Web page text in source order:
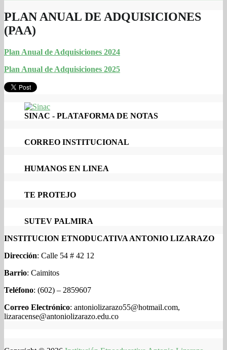
PLAN ANUAL DE ADQUISICIONES
(PAA)
Plan Anual de Adquisiciones 2024
Plan Anual de Adquisiciones 2025
SINAC - PLATAFORMA DE NOTAS
CORREO INSTITUCIONAL
HUMANOS EN LINEA
TE PROTEJO
SUTEV PALMIRA
INSTITUCION ETNODUCATIVA ANTONIO LIZARAZO
Dirección: Calle 54 # 42 12
Barrio: Caimitos
Teléfono: (602) – 2859607
Correo Electrónico: antoniolizarazo55@hotmail.com,
lizaracense@antoniolizarazo.edu.co